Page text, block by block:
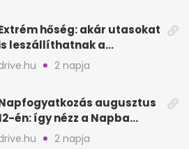
hőség: akár utasokat
leszállíthatnak a
repülőgépről2 napja
augusztus
én: így nézz a Napba
2 napja